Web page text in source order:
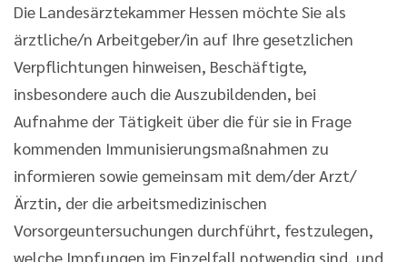
Die Landesärztekammer Hessen möchte Sie als
ärztliche/n Arbeitgeber/in auf Ihre gesetzlichen
Verpflichtungen hinweisen, Beschäftigte,
insbesondere auch die Auszubildenden, bei
Aufnahme der Tätigkeit über die für sie in Frage
kommenden Immunisierungsmaßnahmen zu
informieren sowie gemeinsam mit dem/der Arzt/
Ärztin, der die arbeitsmedizinischen
Vorsorgeuntersuchungen durchführt, festzulegen,
welche Impfungen im Einzelfall notwendig sind, und